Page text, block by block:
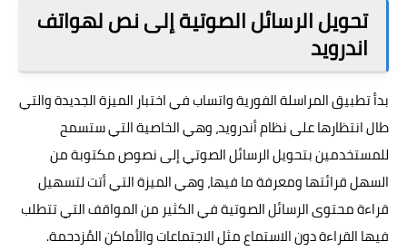
تحويل الرسائل الصوتية إلى نص لهواتف
اندرويد
بدأ تطبيق المراسلة الفورية واتساب في اختبار الميزة الجديدة والتي
طال انتظارها على نظام أندرويد، وهي الخاصية التي ستسمح
للمستخدمين بتحويل الرسائل الصوتي إلى نصوص مكتوبة من
السهل قرائتها ومعرفة ما فيها، وهي الميزة التي أتت لتسهيل
قراءة محتوى الرسائل الصوتية في الكثير من المواقف التي تتطلب
فيها القراءة دون الاستماع مثل الاجتماعات والأماكن المُزدحمة.